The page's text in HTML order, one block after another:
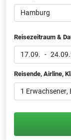
Reisezeitraum &
17.09. -
Reisende, Airline,
1 Erwachsener,